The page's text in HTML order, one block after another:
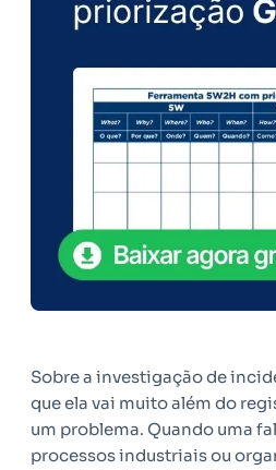
Sobre a investigação de
que ela vai muito além do
um problema. Quando uma
processos industriais ou